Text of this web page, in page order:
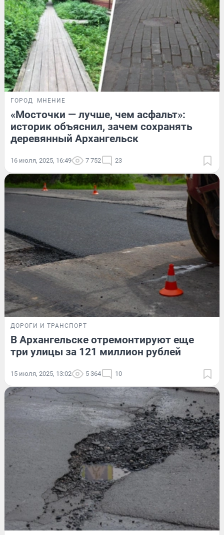
ГОРОД МНЕНИЕ
«Мосточки — лучше, чем асфальт»:
историк объяснил, зачем сохранять
деревянный Архангельск
16 июля, 2025, 16:49 7 752 23
ДОРОГИ И ТРАНСПОРТ
В Архангельске отремонтируют еще
три улицы за 121 миллион рублей
15 июля, 2025, 13:02 5 364 10